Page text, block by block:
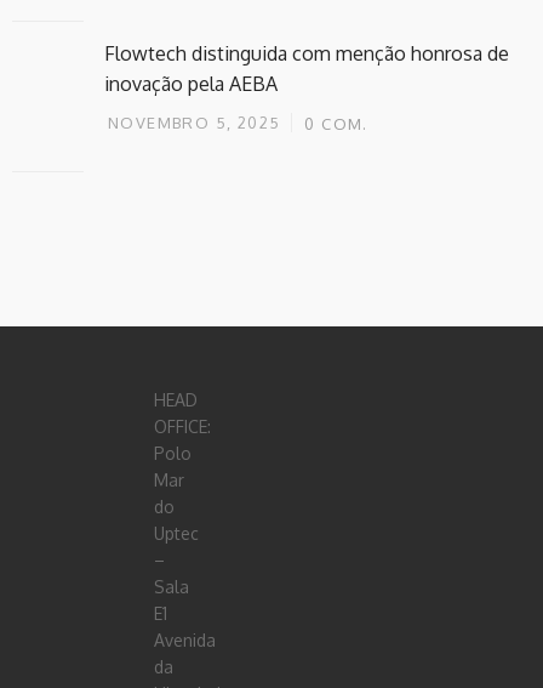
Flowtech distinguida com menção honrosa de
inovação pela AEBA
NOVEMBRO 5, 2025 0 COM.
HEAD
OFFICE:
Polo
Mar
do
Uptec
–
Sala
E1
Avenida
da